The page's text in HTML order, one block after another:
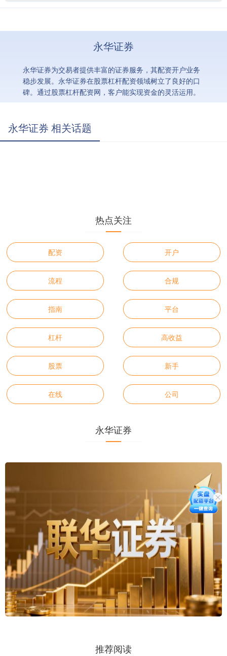
永华证券
永华证券为交易者提供丰富的证券服务，其配资开户业务
稳步发展。永华证券在股票杠杆配资领域树立了良好的口
碑。通过股票杠杆配资网，客户能实现资金的灵活运用。
永华证券 相关话题
热点关注
配资 开户
流程 合规
指南 平台
杠杆 高收益
股票 新手
在线 公司
永华证券
推荐阅读